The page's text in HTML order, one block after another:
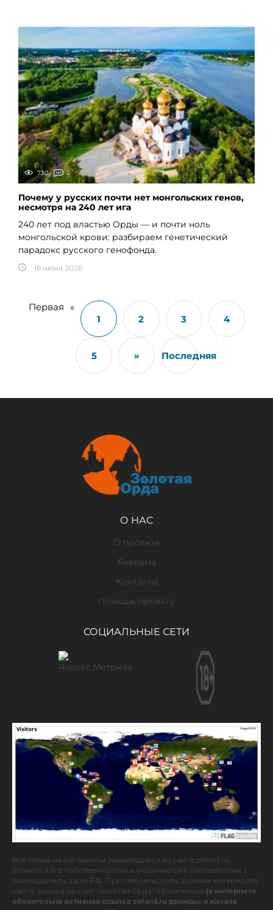
730 2
Почему у русских почти нет монгольских генов,
несмотря на 240 лет ига
240 лет под властью Орды — и почти ноль
монгольской крови: разбираем генетический
парадокс русского генофонда.
16 июня 2026
Первая
«
1
2 3 4
5 » Последняя
О НАС
О проекте
Реклама
Контакты
Помощь проекту
СОЦИАЛЬНЫЕ СЕТИ
Все права на материалы, находящиеся на сайте zolord.ru,
являются его собственностью и охраняются в соответствии с
законодательством РФ. При любом использовании материалов
сайта, ссылка на сайт "Золотая Орда" обязательна (в интернете
обязательна активная ссылка zolord.ru дважды: в начале